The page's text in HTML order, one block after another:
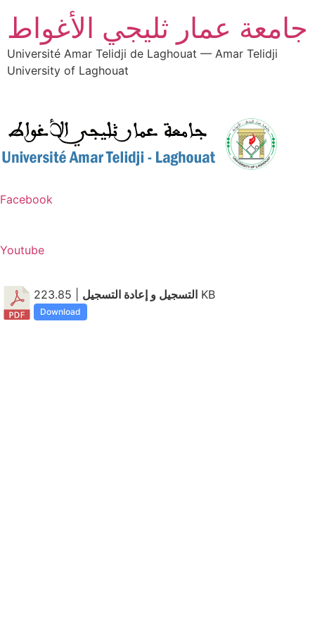
جامعة عمار ثليجي الأغواط
Université Amar Telidji de Laghouat — Amar Telidji
University of Laghouat
Facebook
Youtube
التسجيل و إعادة التسجيل | 223.85 KB
Download